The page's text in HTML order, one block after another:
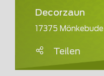
Decorzaun
17375 Mönkebude
Teilen